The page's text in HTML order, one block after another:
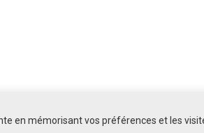
en mémorisant vos préférences et les